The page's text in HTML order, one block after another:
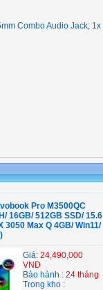
Combo Audio Jack; 1x
Pro M3500QC
16GB/ 512GB SSD/ 15.6
3050 Max Q 4GB/ Win11/
Giá: 24,490,000
VND
Bảo hành : 24 tháng
Trong kho :